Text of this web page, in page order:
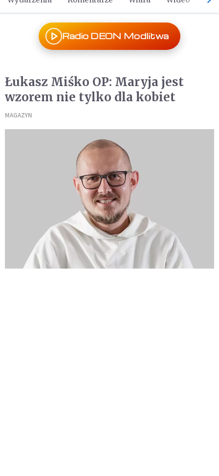
Radio DEON Modlitwa
Łukasz Miśko OP: Maryja jest
wzorem nie tylko dla kobiet
MAGAZYN